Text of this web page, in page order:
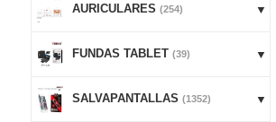
AURICULARES (254)
FUNDAS TABLET (39)
SALVAPANTALLAS (1352)